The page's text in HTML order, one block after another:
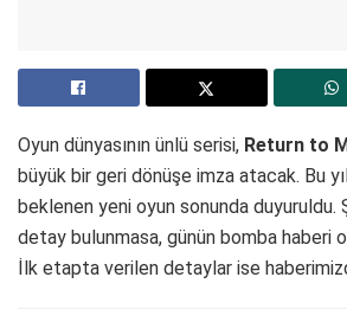
Oyun dünyasının ünlü serisi, Return to
büyük bir geri dönüşe imza atacak. Bu
beklenen yeni oyun sonunda duyuruldu.
detay bulunmasa, günün bomba haberi
İlk etapta verilen detaylar ise